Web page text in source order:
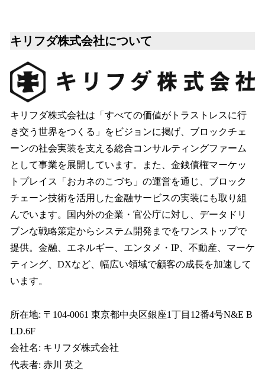
キリフダ株式会社について
キリフダ株式会社は「すべての価値がトラストレスに行
き交う世界をつくる」をビジョンに掲げ、ブロックチェ
ーンの社会実装を支える総合コンサルティングファーム
として事業を展開しています。また、金銭債権マーケッ
トプレイス「おカネのこづち」の運営を通じ、ブロック
チェーン技術を活用した金融サービスの実装にも取り組
んでいます。国内外の企業・官公庁に対し、データドリ
ブンな戦略策定からシステム開発までをワンストップで
提供。金融、エネルギー、エンタメ・IP、不動産、マーケ
ティング、DXなど、幅広い領域で顧客の成長を加速して
います。
所在地: 〒104-0061 東京都中央区銀座1丁目12番4号N&E B
LD.6F
会社名: キリフダ株式会社
代表者: 赤川 英之